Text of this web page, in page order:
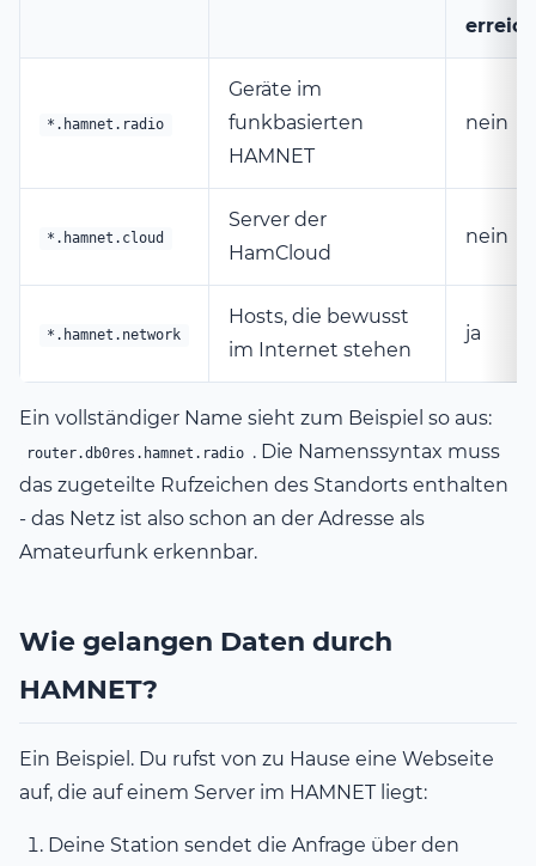
*.hamnet.radio
Geräte im
funkbasierten
HAMNET
nein
*.hamnet.cloud
Server der
HamCloud
nein
*.hamnet.network
Hosts, die bewusst
im Internet stehen
ja
Ein vollständiger Name sieht zum Beispiel so aus:
router.db0res.hamnet.radio . Die Namenssyntax muss
das zugeteilte Rufzeichen des Standorts enthalten
- das Netz ist also schon an der Adresse als
Amateurfunk erkennbar.
Wie gelangen Daten durch
HAMNET?
Ein Beispiel. Du rufst von zu Hause eine Webseite
auf, die auf einem Server im HAMNET liegt:
Deine Station sendet die Anfrage über den